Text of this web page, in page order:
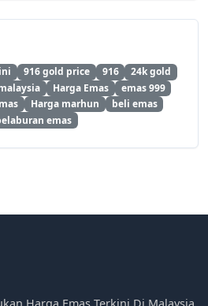
916 gold price 916
24k gold
Harga Emas
emas 999
Harga marhun
beli emas
emas